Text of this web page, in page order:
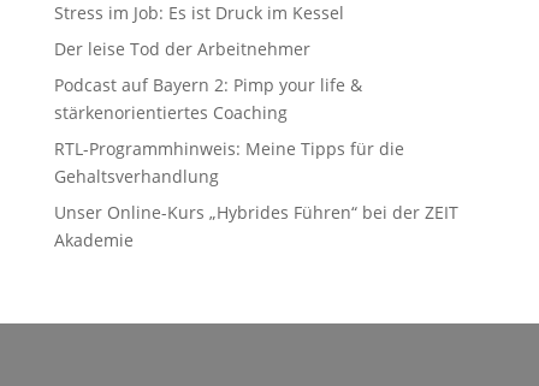
Stress im Job: Es ist Druck im Kessel
Der leise Tod der Arbeitnehmer
Podcast auf Bayern 2: Pimp your life &
stärkenorientiertes Coaching
RTL-Programmhinweis: Meine Tipps für die
Gehaltsverhandlung
Unser Online-Kurs „Hybrides Führen“ bei der ZEIT
Akademie